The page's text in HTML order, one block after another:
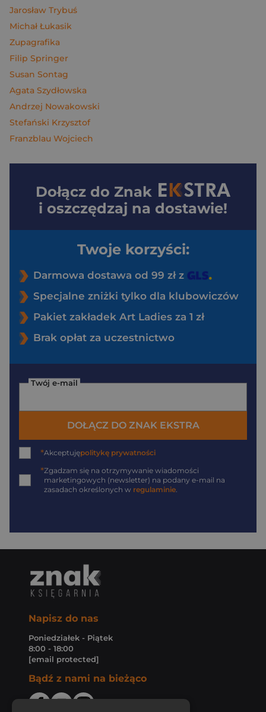
Jarosław Trybuś
Michał Łukasik
Zupagrafika
Filip Springer
Susan Sontag
Agata Szydłowska
Andrzej Nowakowski
Stefański Krzysztof
Franzblau Wojciech
Dołącz do Znak
i oszczędzaj na dostawie!
Twoje korzyści:
Darmowa dostawa od 99 zł z
Specjalne zniżki tylko dla klubowiczów
Pakiet zakładek Art Ladies za 1 zł
Brak opłat za uczestnictwo
Twój e-mail
DOŁĄCZ DO ZNAK EKSTRA
*Akceptujępolitykę prywatności
*Zgadzam się na otrzymywanie wiadomości
marketingowych (newsletter) na podany e-mail na
zasadach określonych w regulaminie.
Napisz do nas
Poniedziałek - Piątek
8:00 - 18:00
[email protected]
Bądź z nami na bieżąco